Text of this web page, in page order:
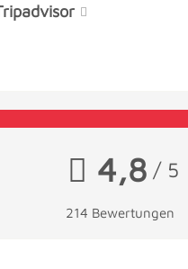
4,8/ 5
214 Bewertungen